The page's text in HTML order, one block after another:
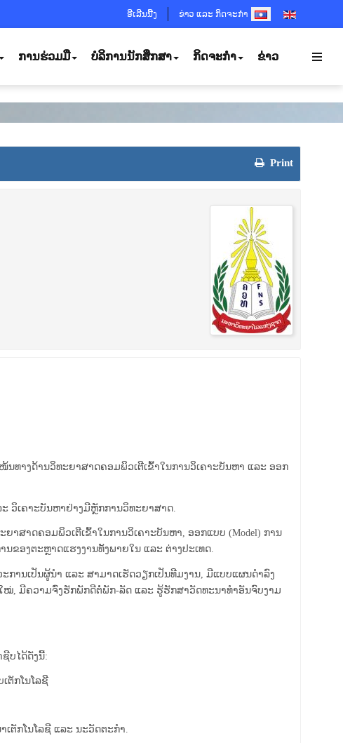
ອີເລີນນີ້ງ ຂ່າວ ແລະ ກິດຈະກຳSELECT YOUR
ການຮ່ວມມື ບໍລິການນັກສຶກສາ ກິດຈະກຳ ຂ່າວ
Print
າງດ້ານວິທະຍາສາດຄອມພິວເຕີເຂົ້າໃນການວິເຄາະບັນຫາ ແລະ ອອກ
ວິເຄາະບັນຫາຢ່າງມີຫຼັກການວິທະຍາສາດ.
າສາດຄອມພິວເຕີເຂົ້າໃນການວິເຄາະບັນຫາ, ອອກແບບ (Model) ການ
ຂອງຕະຫຼາດແຮງງານທັງພາຍໃນ ແລະ ຕ່າງປະເທດ.
ານເປັນຜູ້ນໍາ ແລະ ສາມາດເຮັດວຽກເປັນທີມງານ, ມີແບບແຜນດໍາລົງ
, ມີຄວາມຈົ່ງຮັກພັກດີຕໍ່ພັກ-ລັດ ແລະ ຮູ້ຮັກສາວັດທະນາທໍາອັນຈົບງາມ
ບໄດ້ດັ່ງນີ້:
ຕັກໂນໂລຊີ
ເຕັກໂນໂລຊີ ແລະ ນະວັດຕະກໍາ.